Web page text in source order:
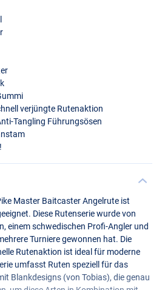
verjüngte Rutenaktion
Tangling Führungsösen
Master Baitcaster Angelrute ist
Diese Rutenserie wurde von
einem schwedischen Profi-Angler und
Turniere gewonnen hat. Die
Rutenaktion ist ideal für moderne
umfasst Ruten speziell für das
Blankdesigns (von Tobias), die genau